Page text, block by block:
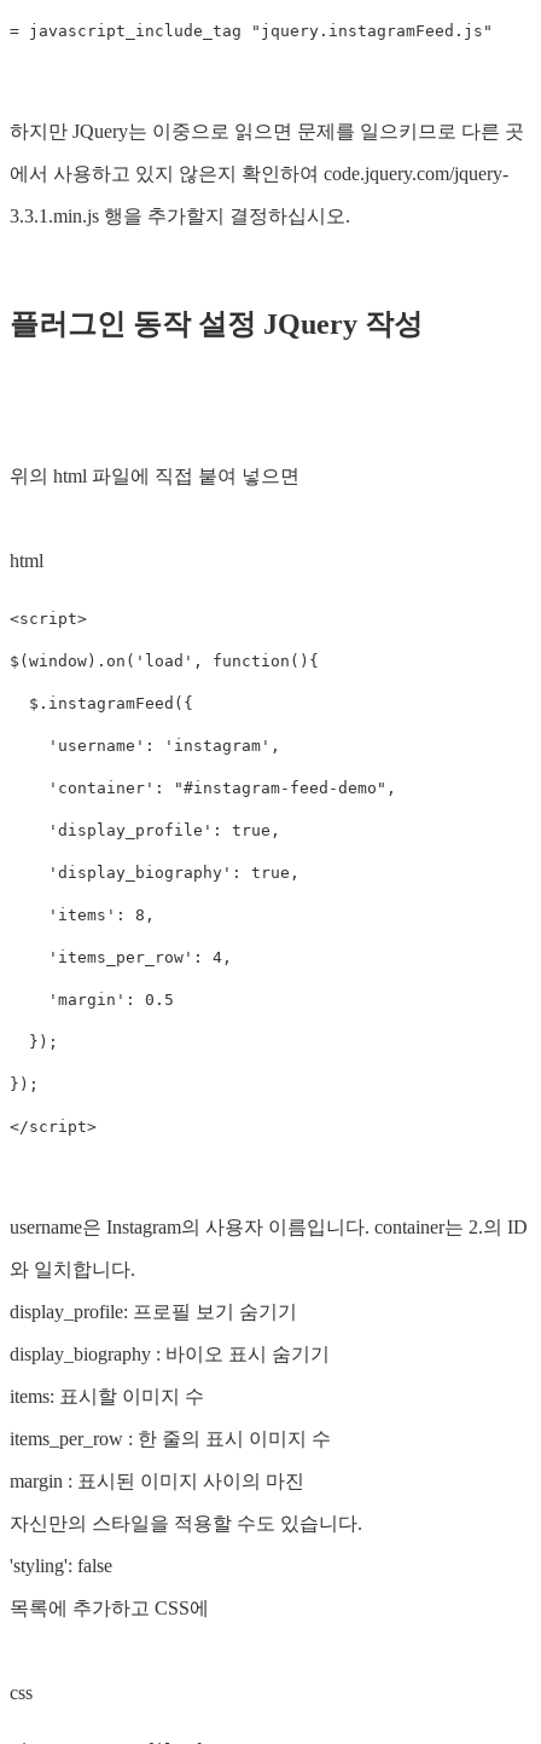
하지만 JQuery는 이중으로 읽으면 문제를 일으키므로 다른 곳
에서 사용하고 있지 않은지 확인하여 code.jquery.com/jquery-
3.3.1.min.js 행을 추가할지 결정하십시오.
플러그인 동작 설정 JQuery 작성
위의 html 파일에 직접 붙여 넣으면
html
<script>
$(window).on('load', function(){
  $.instagramFeed({
    'username': 'instagram',
    'container': "#instagram-feed-demo",
    'display_profile': true,
    'display_biography': true,
    'items': 8,
    'items_per_row': 4,
    'margin': 0.5
  });
});
username은 Instagram의 사용자 이름입니다. container는 2.의 ID
와 일치합니다.
display_profile: 프로필 보기 숨기기
display_biography : 바이오 표시 숨기기
items: 표시할 이미지 수
items_per_row : 한 줄의 표시 이미지 수
margin : 표시된 이미지 사이의 마진
자신만의 스타일을 적용할 수도 있습니다.
'styling': false
목록에 추가하고 CSS에
css